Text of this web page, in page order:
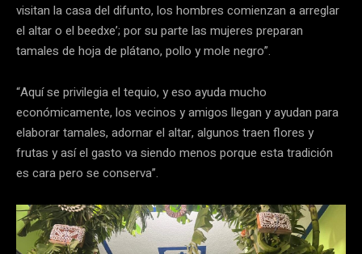
visitan la casa del difunto, los hombres comienzan a arreglar
el altar o el beedxe’; por su parte las mujeres preparan
tamales de hoja de plátano, pollo y mole negro”.
“Aquí se privilegia el tequio, y eso ayuda mucho
económicamente, los vecinos y amigos llegan y ayudan para
elaborar tamales, adornar el altar, algunos traen flores y
frutas y así el gasto va siendo menos porque esta tradición
es cara pero se conserva”.